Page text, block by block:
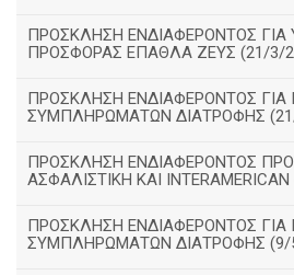
ΠΡΟΣΚΛΗΣΗ ΕΝΔΙΑΦΕΡΟΝΤΟΣ
ΠΡΟΣΦΟΡΑΣ ΕΠΑΘΛΑ ΖΕΥΣ (21/3/
ΠΡΟΣΚΛΗΣΗ ΕΝΔΙΑΦΕΡΟΝΤΟΣ ΓΙΑ
ΣΥΜΠΛΗΡΩΜΑΤΩΝ ΔΙΑΤΡΟΦΗΣ
ΠΡΟΣΚΛΗΣΗ ΕΝΔΙΑΦΕΡΟΝΤΟΣ
ΑΣΦΑΛΙΣΤΙΚΗ ΚΑΙ
ΠΡΟΣΚΛΗΣΗ ΕΝΔΙΑΦΕΡΟΝΤΟΣ ΓΙΑ
ΣΥΜΠΛΗΡΩΜΑΤΩΝ ΔΙΑΤΡΟΦΗΣ (9/